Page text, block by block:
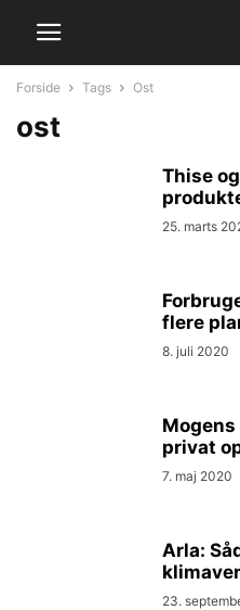
Forside Tags Ost
ost
Thise
25. marts
flere
8. juli 2020
privat
7. maj 2020
Arla:
23.